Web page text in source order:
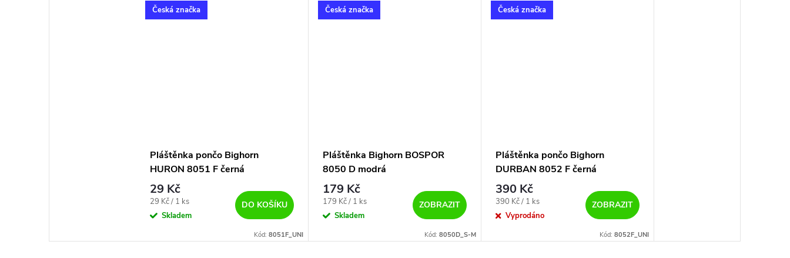
Česká značka
Pláštěnka pončo Bighorn
HURON 8051 F černá
29 Kč
Měrná
cena:
29 Kč / 1 ks
Skladem
DO KOŠÍKU
Kód: 8051F_UNI
Česká značka
Pláštěnka Bighorn BOSPOR
8050 D modrá
179 Kč
Měrná
cena:
179 Kč / 1 ks
Skladem
ZOBRAZIT
Kód: 8050D_S-M
Česká značka
Pláštěnka pončo Bighorn
DURBAN 8052 F černá
390 Kč
Měrná
cena:
390 Kč / 1 ks
Vyprodáno
ZOBRAZIT
Kód: 8052F_UNI